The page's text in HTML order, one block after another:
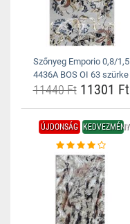
Szőnyeg Emporio 0,8/1,5
4436A BOS OI 63 szürke
11440 Ft11301 Ft
ÚJDONSÁG KEDVEZMÉNY